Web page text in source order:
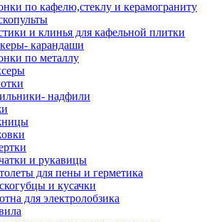
по кафелю,стеклу и керамограниту
и клинья для кафельной плитки
карандаши
по металлу
надфили
и рукавицы
для пены и герметика
и кусачки
для электролобзика